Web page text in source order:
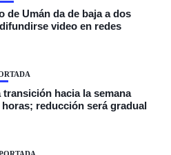
de Umán da de baja a dos
video en redes
transición hacia la semana
horas; reducción será gradual